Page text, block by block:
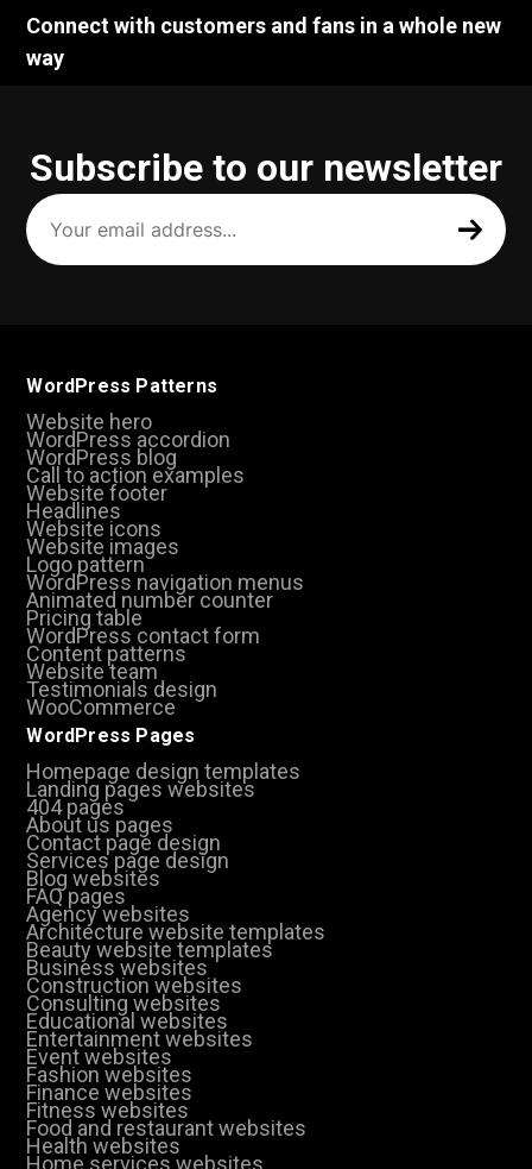
Connect with customers and fans in a whole new
way
Subscribe to our newsletter
Your
email
address
(Required)
WordPress Patterns
Website hero
WordPress accordion
WordPress blog
Call to action examples
Website footer
Headlines
Website icons
Website images
Logo pattern
WordPress navigation menus
Animated number counter
Pricing table
WordPress contact form
Content patterns
Website team
Testimonials design
WooCommerce
WordPress Pages
Homepage design templates
Landing pages websites
404 pages
About us pages
Contact page design
Services page design
Blog websites
FAQ pages
Agency websites
Architecture website templates
Beauty website templates
Business websites
Construction websites
Consulting websites
Educational websites
Entertainment websites
Event websites
Fashion websites
Finance websites
Fitness websites
Food and restaurant websites
Health websites
Home services websites